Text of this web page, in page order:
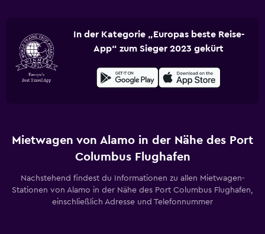
In der Kategorie „Europas beste Reise-
App“ zum Sieger 2023 gekürt
Mietwagen von Alamo in der Nähe des Port
Columbus Flughafen
Nachstehend findest du Informationen zu allen Mietwagen-
Stationen von Alamo in der Nähe des Port Columbus Flughafen,
einschließlich Adresse und Telefonnummer